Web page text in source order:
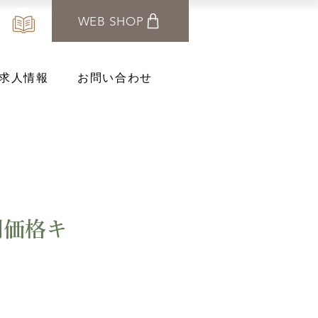
WEB SHOP
人情報 お問い合わせ
格キ